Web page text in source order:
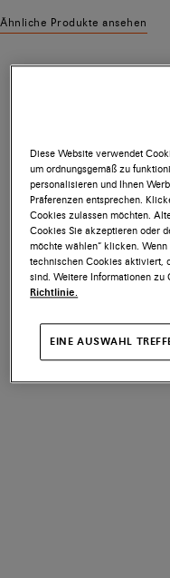
Ähnliche Produkte ansehen
Diese Website verwendet
um ordnungsgemäß zu
personalisieren und Ihnen
Präferenzen entsprechen.
Cookies zulassen möchten.
Cookies Sie akzeptieren oder
möchte wählen“ klicken.
technischen Cookies aktiviert,
sind. Weitere Informationen zu
Richtlinie.
EINE AUSWAHL